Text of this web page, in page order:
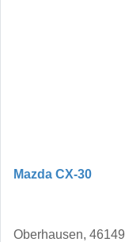
Mazda CX-30
Oberhausen, 46149